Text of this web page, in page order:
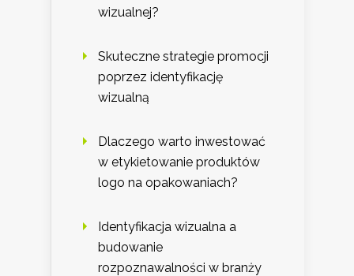
wizualnej?
Skuteczne strategie promocji
poprzez identyfikację
wizualną
Dlaczego warto inwestować
w etykietowanie produktów
logo na opakowaniach?
Identyfikacja wizualna a
budowanie
rozpoznawalności w branży